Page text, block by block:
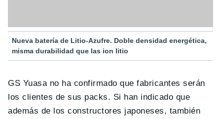
Nueva batería de Litio-Azufre. Doble densidad energética,
misma durabilidad que las ion litio
GS Yuasa no ha confirmado que fabricantes serán
los clientes de sus packs. Si han indicado que
además de los constructores japoneses, también